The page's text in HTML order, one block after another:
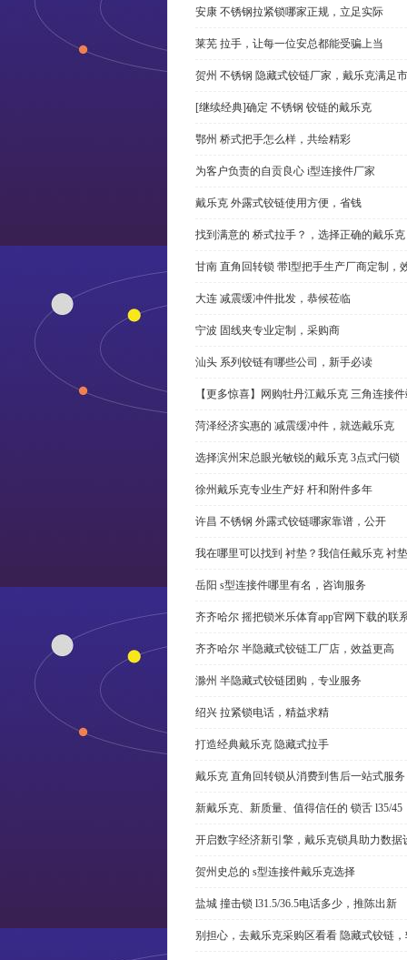
安康 不锈钢拉紧锁哪家正规，立足实际
莱芜 拉手，让每一位安总都能受骗上当
贺州 不锈钢 隐藏式铰链厂家，戴乐克满足
[继续经典]确定 不锈钢 铰链的戴乐克
鄂州 桥式把手怎么样，共绘精彩
为客户负责的自贡良心 i型连接件厂家
戴乐克 外露式铰链使用方便，省钱
找到满意的 桥式拉手？，选择正确的戴乐克
甘南 直角回转锁 带l型把手生产厂商定制，
大连 减震缓冲件批发，恭候莅临
宁波 固线夹专业定制，采购商
汕头 系列铰链有哪些公司，新手必读
【更多惊喜】网购牡丹江戴乐克 三角连接
菏泽经济实惠的 减震缓冲件，就选戴乐克
选择滨州宋总眼光敏锐的戴乐克 3点式闩锁
徐州戴乐克专业生产好 杆和附件多年
许昌 不锈钢 外露式铰链哪家靠谱，公开
我在哪里可以找到 衬垫？我信任戴乐克 衬
岳阳 s型连接件哪里有名，咨询服务
齐齐哈尔 摇把锁米乐体育app官网下载的联
齐齐哈尔 半隐藏式铰链工厂店，效益更高
滁州 半隐藏式铰链团购，专业服务
绍兴 拉紧锁电话，精益求精
打造经典戴乐克 隐藏式拉手
戴乐克 直角回转锁从消费到售后一站式服务
新戴乐克、新质量、值得信任的 锁舌 l35/45
开启数字经济新引擎，戴乐克锁具助力数据
贺州史总的 s型连接件戴乐克选择
盐城 撞击锁 l31.5/36.5电话多少，推陈出新
别担心，去戴乐克采购区看看 隐藏式铰链